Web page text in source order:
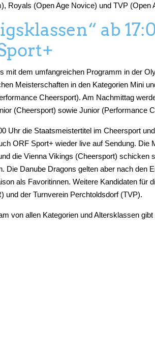
Royals (Open Age Novice) und TVP (Open
ab
mit dem umfangreichen Programm in der
Meisterschaften in den Kategorien Mini
Cheersport). Am Nachmittag
(Cheersport) sowie Junior (Performance
Uhr die Staatsmeistertitel im Cheersport
ORF Sport+ wieder live auf Sendung. Die
die Vienna Vikings (Cheersport) schicken
Die Danube Dragons gelten aber nach den
als Favoritinnen. Weitere Kandidaten für
und der Turnverein Perchtoldsdorf (TVP).
von allen Kategorien und Altersklassen